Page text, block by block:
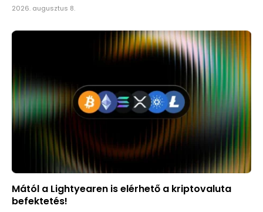
2026. augusztus 8.
Mától a Lightyearen is elérhető a kriptovaluta
befektetés!